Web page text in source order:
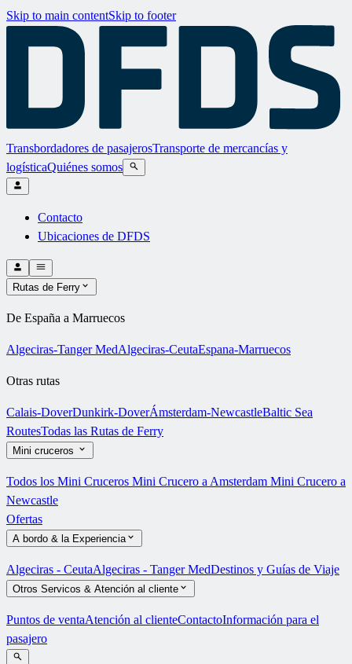
Skip to main contentSkip to footer
Transbordadores de pasajerosTransporte de mercancías y
logísticaQuiénes somos
Contacto
Ubicaciones de DFDS
Rutas de Ferry
De España a Marruecos
Algeciras-Tanger MedAlgeciras-CeutaEspana-Marruecos
Otras rutas
Calais-DoverDunkirk-DoverÁmsterdam-NewcastleBaltic Sea
RoutesTodas las Rutas de Ferry
Mini cruceros
Todos los Mini Cruceros Mini Crucero a Amsterdam Mini Crucero a
Newcastle
Ofertas
A bordo & la Experiencia
Algeciras - CeutaAlgeciras - Tanger MedDestinos y Guías de Viaje
Otros Servicos & Atención al cliente
Puntos de ventaAtención al clienteContactoInformación para el
pasajero